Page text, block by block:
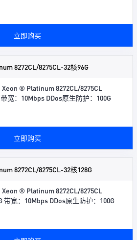
立即购买
8272CL/8275CL-32核96G
® Platinum 8272CL/8275CL
宽：10Mbps DDos原生防护：100G
立即购买
8272CL/8275CL-32核128G
® Platinum 8272CL/8275CL
带宽：10Mbps DDos原生防护：100G